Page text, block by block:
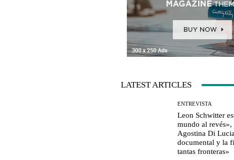
LATEST ARTICLES
ENTREVISTA
Leon Schwitter
mundo al
Agostina Di
documental y la
tantas fronteras»